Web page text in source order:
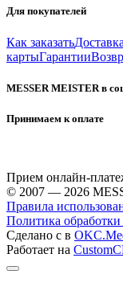
Для покупателей
Как заказатьДоставка
картыГарантии
MESSER MEISTER в
Принимаем к оплате
Прием онлайн-
© 2007 — 2026
Правила
Политика
Сделано с в
Работает на